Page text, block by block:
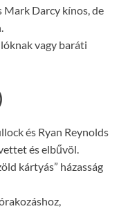
Mark Darcy kínos, de
vagy baráti
és Ryan Reynolds
és elbűvöl.
kártyás” házasság